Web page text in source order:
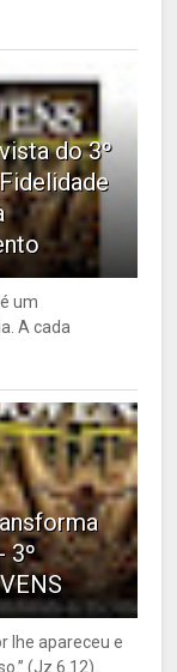
do 3º
um
A cada
3º
lhe apareceu e
(Jz 6.12).